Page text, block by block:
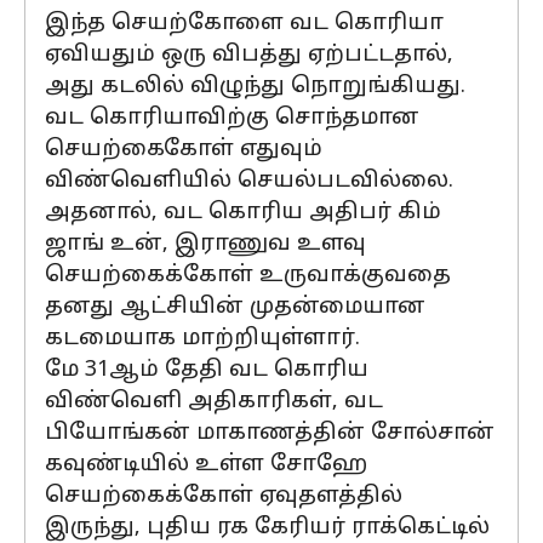
இந்த செயற்கோளை வட கொரியா
ஏவியதும் ஒரு விபத்து ஏற்பட்டதால்,
அது கடலில் விழுந்து நொறுங்கியது.
வட கொரியாவிற்கு சொந்தமான
செயற்கைகோள் எதுவும்
விண்வெளியில் செயல்படவில்லை.
அதனால், வட கொரிய அதிபர் கிம்
ஜாங் உன், இராணுவ உளவு
செயற்கைக்கோள் உருவாக்குவதை
தனது ஆட்சியின் முதன்மையான
கடமையாக மாற்றியுள்ளார்.
மே 31ஆம் தேதி வட கொரிய
விண்வெளி அதிகாரிகள், வட
பியோங்கன் மாகாணத்தின் சோல்சான்
கவுண்டியில் உள்ள சோஹே
செயற்கைக்கோள் ஏவுதளத்தில்
இருந்து, புதிய ரக கேரியர் ராக்கெட்டில்